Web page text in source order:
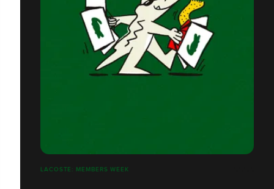
LACOSTE: MEMBERS WEEK